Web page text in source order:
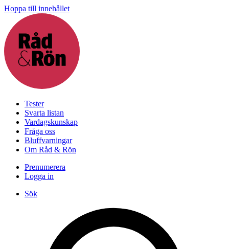
Hoppa till innehållet
Tester
Svarta listan
Vardagskunskap
Fråga oss
Bluffvarningar
Om Råd & Rön
Prenumerera
Logga in
Sök